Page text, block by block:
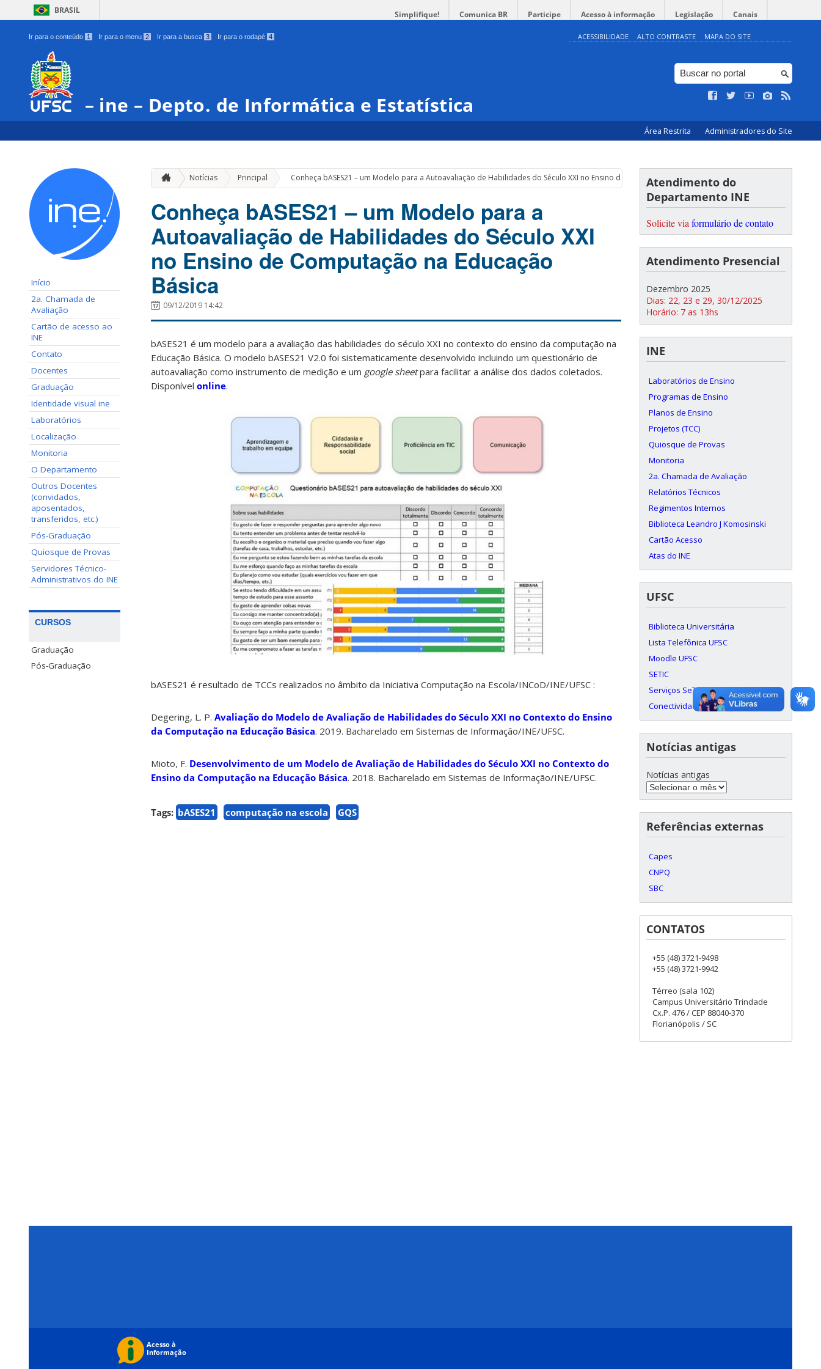
BRASIL Simplifique! Comunica BR Participe Acesso à informação Legislação Canais
Ir para o conteúdo 1 Ir para o menu 2 Ir para a busca 3 Ir para o rodapé 4 ACESSIBILIDADE ALTO CONTRASTE MAPA DO SITE
– ine – Depto. de Informática e Estatística
Área Restrita Administradores do Site
Início
2a. Chamada de
Avaliação
Cartão de acesso ao
INE
Contato
Docentes
Graduação
Identidade visual ine
Laboratórios
Localização
Monitoria
O Departamento
Outros Docentes
(convidados,
aposentados,
transferidos, etc.)
Pós-Graduação
Quiosque de Provas
Servidores Técnico-
Administrativos do INE
CURSOS
Graduação
Pós-Graduação
Notícias Principal » Conheça bASES21 – um Modelo para a Autoavaliação de Habilidades do Século XXI no Ensino de Computação na Educação Básica
Conheça bASES21 – um Modelo para a
Autoavaliação de Habilidades do Século XXI
no Ensino de Computação na Educação
Básica
09/12/2019 14:42
bASES21 é um modelo para a avaliação das habilidades do século XXI no contexto do ensino da computação na
Educação Básica. O modelo bASES21 V2.0 foi sistematicamente desenvolvido incluindo um questionário de
autoavaliação como instrumento de medição e um google sheetpara facilitar a análise dos dados coletados.
Disponível online.
bASES21 é resultado de TCCs realizados no âmbito da Iniciativa Computação na Escola/INCoD/INE/UFSC :
Degering, L. P. Avaliação do Modelo de Avaliação de Habilidades do Século XXI no Contexto do Ensino
da Computação na Educação Básica. 2019. Bacharelado em Sistemas de Informação/INE/UFSC.
Mioto, F. Desenvolvimento de um Modelo de Avaliação de Habilidades do Século XXI no Contexto do
Ensino da Computação na Educação Básica. 2018. Bacharelado em Sistemas de Informação/INE/UFSC.
Tags: bASES21 computação na escola GQS
Atendimento do
Departamento INE
Solicite via formulário de contato
Atendimento Presencial
Dezembro 2025
Dias: 22, 23 e 29, 30/12/2025
Horário: 7 as 13hs
INE
Laboratórios de Ensino
Programas de Ensino
Planos de Ensino
Projetos (TCC)
Quiosque de Provas
Monitoria
2a. Chamada de Avaliação
Relatórios Técnicos
Regimentos Internos
Biblioteca Leandro J Komosinski
Cartão Acesso
Atas do INE
UFSC
Biblioteca Universitária
Lista Telefônica UFSC
Moodle UFSC
SETIC
Serviços SeTIC
Conectividade c/ RNP
Notícias antigas
Notícias antigas
Referências externas
Capes
CNPQ
SBC
CONTATOS
+55 (48) 3721-9498
+55 (48) 3721-9942
Térreo (sala 102)
Campus Universitário Trindade
Cx.P. 476 / CEP 88040-370
Florianópolis / SC